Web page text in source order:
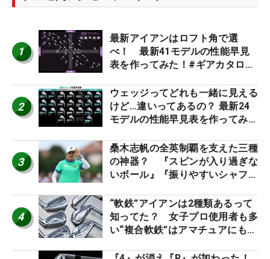
1
最新アイアンはロフト角で選
べ！ 最新41モデルの性能早見
表を作ってみた！#ギアカタログ
2
ウェッジってどれも一緒に見える
けど…違いってあるの？ 最新24
モデルの性能早見表を作ってみ
3
桑木志帆の全英制覇を支えた三種
の神器？ 『スピンが入り過ぎな
いボール』『振りやすいシャフ
ー』 #女子プロセッティング
4
“軟鉄”アイアンは2種類あるって
知ってた？ 女子プロ使用者も多
い“複合軟鉄”はアマチュアにもオ